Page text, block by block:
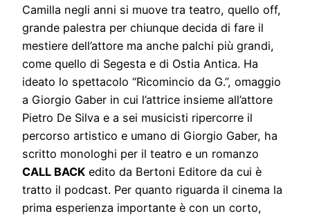
Camilla negli anni si muove tra teatro, quello off,
grande palestra per chiunque decida di fare il
mestiere dell’attore ma anche palchi più grandi,
come quello di Segesta e di Ostia Antica. Ha
ideato lo spettacolo “Ricomincio da G.”, omaggio
a Giorgio Gaber in cui l’attrice insieme all’attore
Pietro De Silva e a sei musicisti ripercorre il
percorso artistico e umano di Giorgio Gaber, ha
scritto monologhi per il teatro e un romanzo
CALL BACK edito da Bertoni Editore da cui è
tratto il podcast. Per quanto riguarda il cinema la
prima esperienza importante è con un corto,